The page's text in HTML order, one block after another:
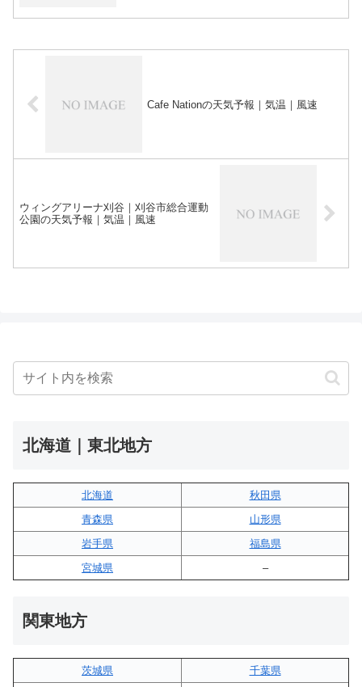
Cafe Nationの天気予報｜気温｜風速
ウィングアリーナ刈谷｜刈谷市総合運動
公園の天気予報｜気温｜風速
北海道｜東北地方
北海道
秋田県
青森県
山形県
岩手県
福島県
宮城県
–
関東地方
茨城県
千葉県